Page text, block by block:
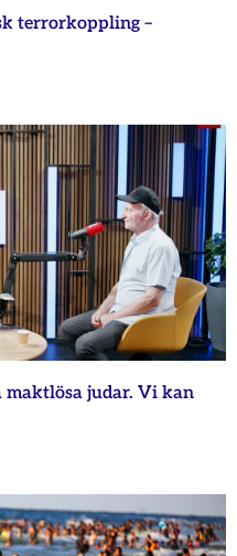
terrorkoppling –
maktlösa judar. Vi kan